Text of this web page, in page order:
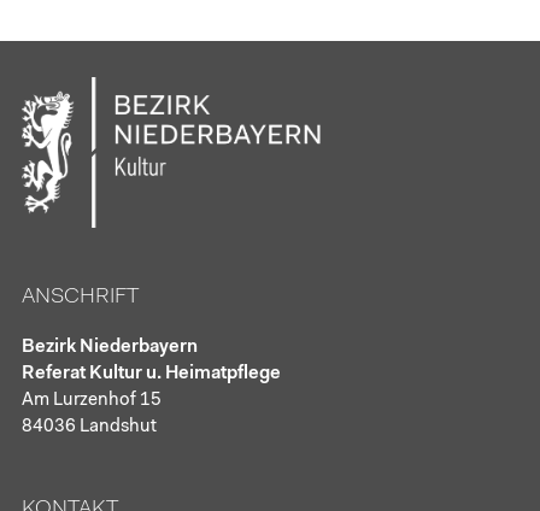
ANSCHRIFT
Bezirk Niederbayern
Referat Kultur u. Heimatpflege
Am Lurzenhof 15
84036 Landshut